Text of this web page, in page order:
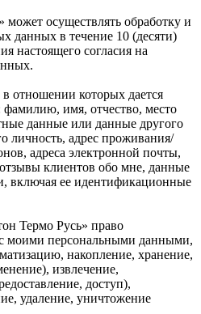
осуществлять обработку и
данных в течение 10 (десяти)
настоящего согласия на
отношении которых дается
фамилию, имя, отчество, место
данные или данные другого
личность, адрес проживания/
адреса электронной почты,
клиентов обо мне, данные
включая ее идентификационные
Термо Русь» право
с моими персональными данными,
накопление, хранение,
извлечение,
доступ),
удаление, уничтожение